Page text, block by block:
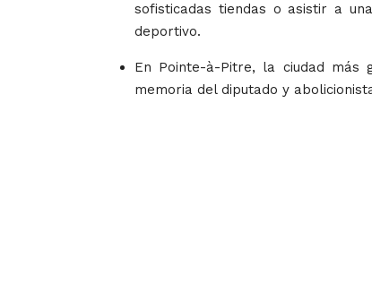
sofisticadas tiendas o asistir a
deportivo.
En Pointe-à-Pitre, la ciudad más
memoria del diputado y